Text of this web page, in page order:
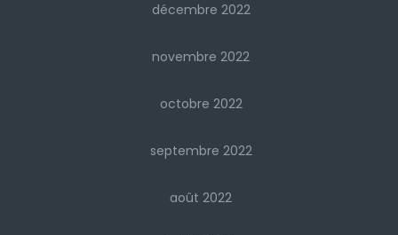
décembre 2022
novembre 2022
octobre 2022
septembre 2022
août 2022